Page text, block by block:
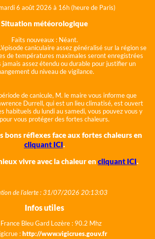
6 août 2026 à 16h (heure de Paris)
Situation météorologique
Faits nouveaux : Néant.
caniculaire assez généralisé sur la région se
de températures maximales seront enregistrées
jamais assez étendu ou durable pour justifier un
du niveau de vigilance.
de canicule, M. le maire vous informe que
Durrell, qui est un lieu climatisé, est ouvert
habituels du lundi au samedi, vous pouvez vous y
vous protéger des fortes chaleurs.
bons réflexes face aux fortes chaleurs en
cliquant ICI.
vivre avec la chaleur en cliquant ICI.
de l'alerte : 31/07/2026 20:13:03
Infos utiles
France Bleu Gard Lozère : 90.2 Mhz
:http://www.vigicrues.gouv.fr